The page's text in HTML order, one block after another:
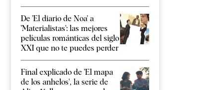
De 'El diario de Noa' a
'Materialistas': las mejores
películas románticas del siglo
XXI que no te puedes perder
Final explicado de 'El mapa
de los anhelos', la serie de